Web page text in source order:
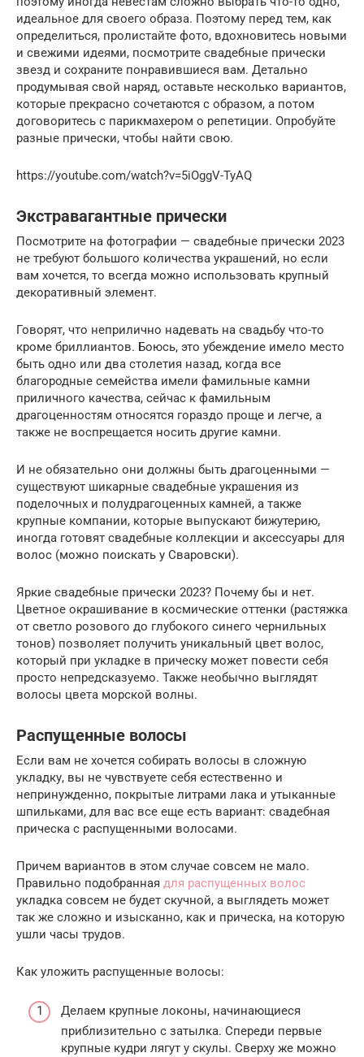
идеальное для своего образа. Поэтому перед тем, как
определиться, пролистайте фото, вдохновитесь новыми
и свежими идеями, посмотрите свадебные прически
звезд и сохраните понравившиеся вам. Детально
продумывая свой наряд, оставьте несколько вариантов,
которые прекрасно сочетаются с образом, а потом
договоритесь с парикмахером о репетиции. Опробуйте
разные прически, чтобы найти свою.
https://youtube.com/watch?v=5iOggV-TyAQ
Экстравагантные прически
Посмотрите на фотографии — свадебные прически 2023
не требуют большого количества украшений, но если
вам хочется, то всегда можно использовать крупный
декоративный элемент.
Говорят, что неприлично надевать на свадьбу что-то
кроме бриллиантов. Боюсь, это убеждение имело место
быть одно или два столетия назад, когда все
благородные семейства имели фамильные камни
приличного качества, сейчас к фамильным
драгоценностям относятся гораздо проще и легче, а
также не воспрещается носить другие камни.
И не обязательно они должны быть драгоценными —
существуют шикарные свадебные украшения из
поделочных и полудрагоценных камней, а также
крупные компании, которые выпускают бижутерию,
иногда готовят свадебные коллекции и аксессуары для
волос (можно поискать у Сваровски).
Яркие свадебные прически 2023? Почему бы и нет.
Цветное окрашивание в космические оттенки (растяжка
от светло розового до глубокого синего чернильных
тонов) позволяет получить уникальный цвет волос,
который при укладке в прическу может повести себя
просто непредсказуемо. Также необычно выглядят
волосы цвета морской волны.
Распущенные волосы
Если вам не хочется собирать волосы в сложную
укладку, вы не чувствуете себя естественно и
непринужденно, покрытые литрами лака и утыканные
шпильками, для вас все еще есть вариант: свадебная
прическа с распущенными волосами.
Причем вариантов в этом случае совсем не мало.
Правильно подобранная для распущенных волос
укладка совсем не будет скучной, а выглядеть может
так же сложно и изысканно, как и прическа, на которую
ушли часы трудов.
Как уложить распущенные волосы:
Делаем крупные локоны, начинающиеся
приблизительно с затылка. Спереди первые
крупные кудри лягут у скулы. Сверху же можно